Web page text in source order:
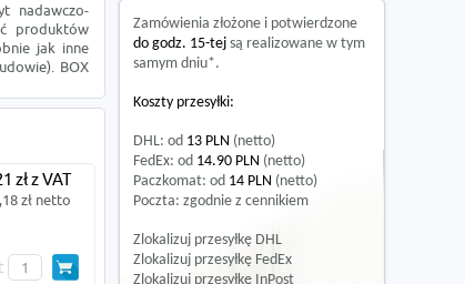
nadawczo-
produktów
jak inne
BOX
zł z VAT
zł netto
Zamówienia złożone i potwierdzone
do godz. 15-tej są realizowane w tym
samym dniu*.
Koszty przesyłki:
DHL: od 13 PLN (netto)
FedEx: od 14.90 PLN (netto)
Paczkomat: od 14 PLN (netto)
Poczta: zgodnie z cennikiem
Zlokalizuj przesyłkę DHL
Zlokalizuj przesyłkę FedEx
Zlokalizuj przesyłkę InPost